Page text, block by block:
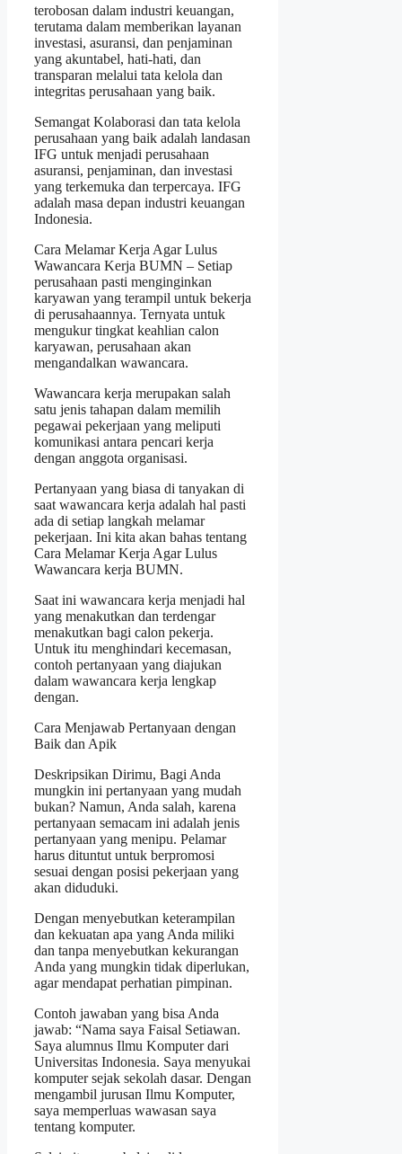
terobosan dalam industri keuangan,
terutama dalam memberikan layanan
investasi, asuransi, dan penjaminan
yang akuntabel, hati-hati, dan
transparan melalui tata kelola dan
integritas perusahaan yang baik.
Semangat Kolaborasi dan tata kelola
perusahaan yang baik adalah landasan
IFG untuk menjadi perusahaan
asuransi, penjaminan, dan investasi
yang terkemuka dan terpercaya. IFG
adalah masa depan industri keuangan
Indonesia.
Cara Melamar Kerja Agar Lulus
Wawancara Kerja BUMN – Setiap
perusahaan pasti menginginkan
karyawan yang terampil untuk bekerja
di perusahaannya. Ternyata untuk
mengukur tingkat keahlian calon
karyawan, perusahaan akan
mengandalkan wawancara.
Wawancara kerja merupakan salah
satu jenis tahapan dalam memilih
pegawai pekerjaan yang meliputi
komunikasi antara pencari kerja
dengan anggota organisasi.
Pertanyaan yang biasa di tanyakan di
saat wawancara kerja adalah hal pasti
ada di setiap langkah melamar
pekerjaan. Ini kita akan bahas tentang
Cara Melamar Kerja Agar Lulus
Wawancara kerja BUMN.
Saat ini wawancara kerja menjadi hal
yang menakutkan dan terdengar
menakutkan bagi calon pekerja.
Untuk itu menghindari kecemasan,
contoh pertanyaan yang diajukan
dalam wawancara kerja lengkap
dengan.
Cara Menjawab Pertanyaan dengan
Baik dan Apik
Deskripsikan Dirimu, Bagi Anda
mungkin ini pertanyaan yang mudah
bukan? Namun, Anda salah, karena
pertanyaan semacam ini adalah jenis
pertanyaan yang menipu. Pelamar
harus dituntut untuk berpromosi
sesuai dengan posisi pekerjaan yang
akan diduduki.
Dengan menyebutkan keterampilan
dan kekuatan apa yang Anda miliki
dan tanpa menyebutkan kekurangan
Anda yang mungkin tidak diperlukan,
agar mendapat perhatian pimpinan.
Contoh jawaban yang bisa Anda
jawab: “Nama saya Faisal Setiawan.
Saya alumnus Ilmu Komputer dari
Universitas Indonesia. Saya menyukai
komputer sejak sekolah dasar. Dengan
mengambil jurusan Ilmu Komputer,
saya memperluas wawasan saya
tentang komputer.